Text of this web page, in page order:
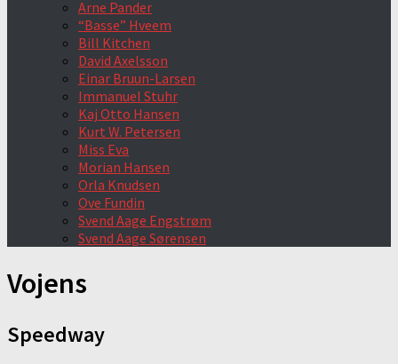
Arne Pander
“Basse” Hveem
Bill Kitchen
David Axelsson
Einar Bruun-Larsen
Immanuel Stuhr
Kaj Otto Hansen
Kurt W. Petersen
Miss Eva
Morian Hansen
Orla Knudsen
Ove Fundin
Svend Aage Engstrøm
Svend Aage Sørensen
Vojens
Speedway